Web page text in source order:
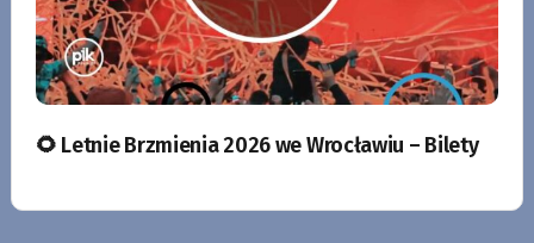
🌻 Letnie Brzmienia 2026 we Wrocławiu – Bilety